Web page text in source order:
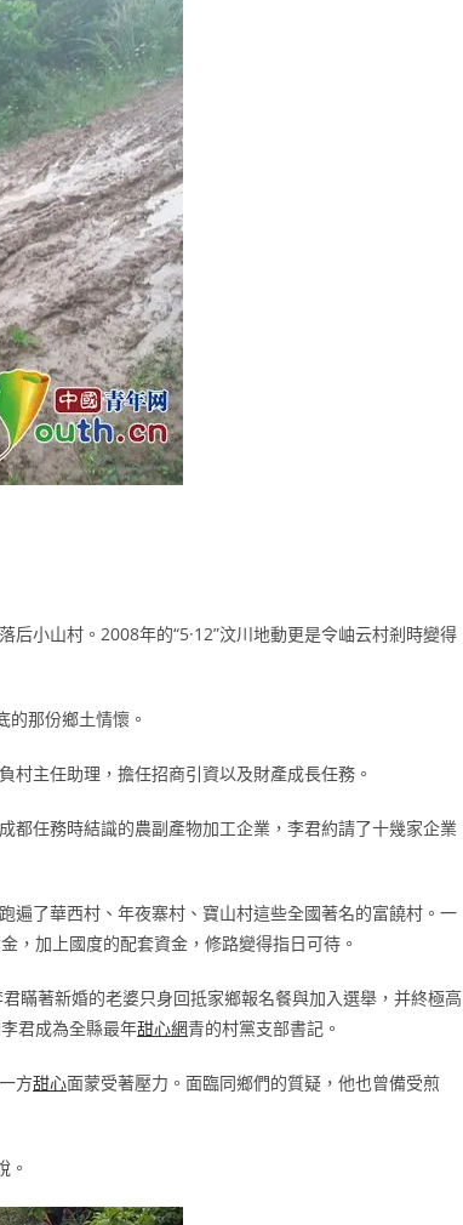
小山村。2008年的“5·12”汶川地動更是令岫云村剎時變得
那份鄉土情懷。
主任助理，擔任招商引資以及財產成長任務。
都任務時結識的農副產物加工企業，李君約請了十幾家企業
遍了華西村、年夜寨村、寶山村這些全國著名的富饒村。一
，加上國度的配套資金，修路變得指日可待。
瞞著新婚的老婆只身回抵家鄉報名餐與加入選舉，并終極高
君成為全縣最年甜心網青的村黨支部書記。
方甜心面蒙受著壓力。面臨同鄉們的質疑，他也曾備受煎
。